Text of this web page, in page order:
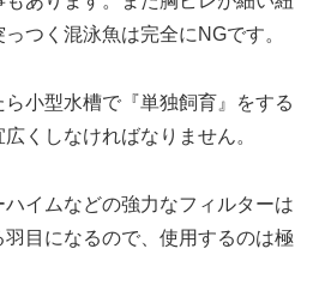
つく混泳魚は完全にNGです。
小型水槽で『単独飼育』をする
くしなければなりません。
イムなどの強力なフィルターは
目になるので、使用するのは極